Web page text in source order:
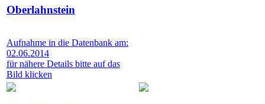
Oberlahnstein
Aufnahme in die Datenbank am:
02.06.2014
für nähere Details bitte auf das
Bild klicken